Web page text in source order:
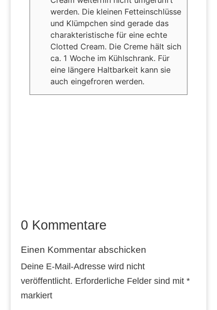
werden. Die kleinen Fetteinschlüsse
und Klümpchen sind gerade das
charakteristische für eine echte
Clotted Cream. Die Creme hält sich
ca. 1 Woche im Kühlschrank. Für
eine längere Haltbarkeit kann sie
auch eingefroren werden.
0 Kommentare
Einen Kommentar abschicken
Deine E-Mail-Adresse wird nicht
veröffentlicht. Erforderliche Felder sind mit *
markiert